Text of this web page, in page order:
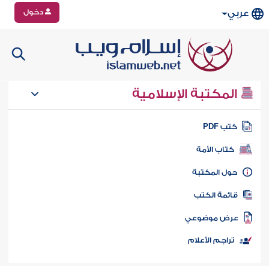
عربي دخول
المكتبة الإسلامية
كتب PDF
كتاب الأمة
المكتبة
الكتب
موضوعي